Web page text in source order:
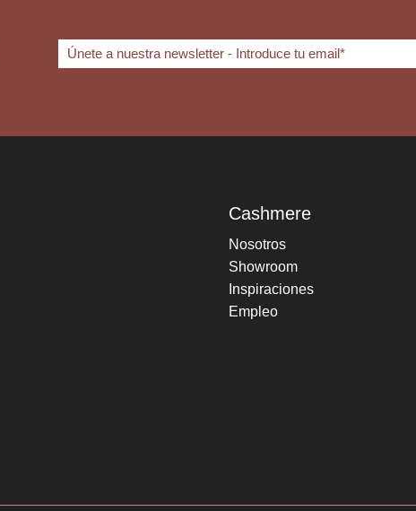
Cashmere
Nosotros
Showroom
Inspiraciones
Empleo